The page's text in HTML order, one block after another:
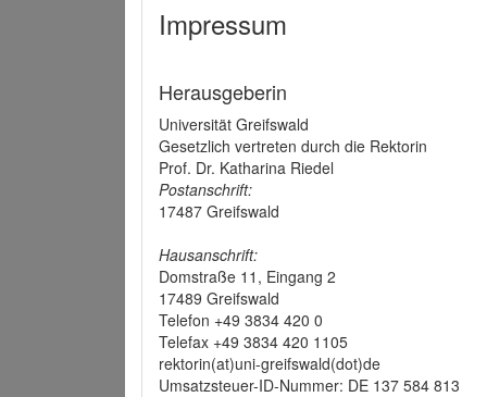
Impressum
Herausgeberin
Universität Greifswald
Gesetzlich vertreten durch die Rektorin
Prof. Dr. Katharina Riedel
Postanschrift:
17487 Greifswald
Hausanschrift:
Domstraße 11, Eingang 2
17489 Greifswald
Telefon +49 3834 420 0
Telefax +49 3834 420 1105
rektorin(at)uni-greifswald(dot)de
Umsatzsteuer-ID-Nummer: DE 137 584 813